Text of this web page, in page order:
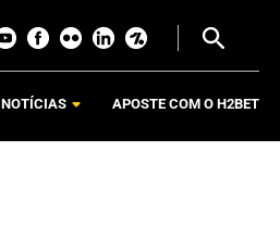
NOTÍCIAS APOSTE COM O H2BET